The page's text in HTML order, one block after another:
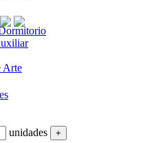
Arte
unidades +